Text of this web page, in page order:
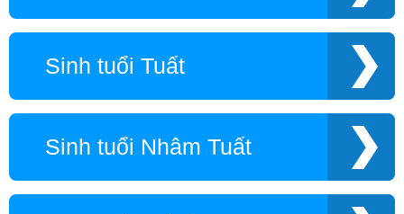
Sinh tuổi Tuất
Sinh tuổi Nhâm Tuất